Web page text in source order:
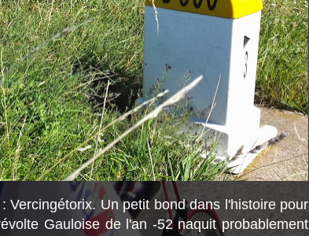
Vercingétorix. Un petit bond dans l'histoire pour
Gauloise de l'an -52 naquit probablement